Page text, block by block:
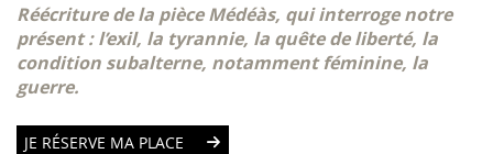
Réécriture de la pièce Médéàs, qui interroge notre
présent : l’exil, la tyrannie, la quête de liberté, la
condition subalterne, notamment féminine, la
guerre.
JE RÉSERVE MA PLACE